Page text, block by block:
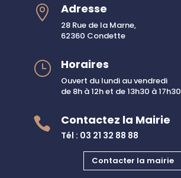
 Adresse
28 Rue de la Marne,
62360 Condette
} Horaires
Ouvert du lundi au vendredi
de 8h à 12h et de 13h30 à 17h30
 Contactez la Mairie
Tél : 03 21 32 88 88
Contacter la mairie